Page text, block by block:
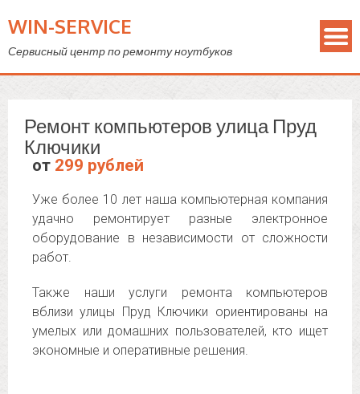
WIN-SERVICE
Сервисный центр по ремонту ноутбуков
Ремонт компьютеров улица Пруд
Ключики
от 299 рублей
Уже более 10 лет наша компьютерная компания
удачно ремонтирует разные электронное
оборудование в независимости от сложности
работ.
Также наши услуги ремонта компьютеров
вблизи улицы Пруд Ключики ориентированы на
умелых или домашних пользователей, кто ищет
экономные и оперативные решения.